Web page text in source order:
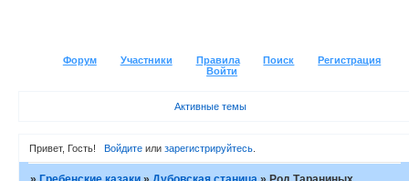
Форум Участники Правила Поиск
Регистрация
Войти
Активные темы
Привет, Гость! Войдитеили зарегистрируйтесь.